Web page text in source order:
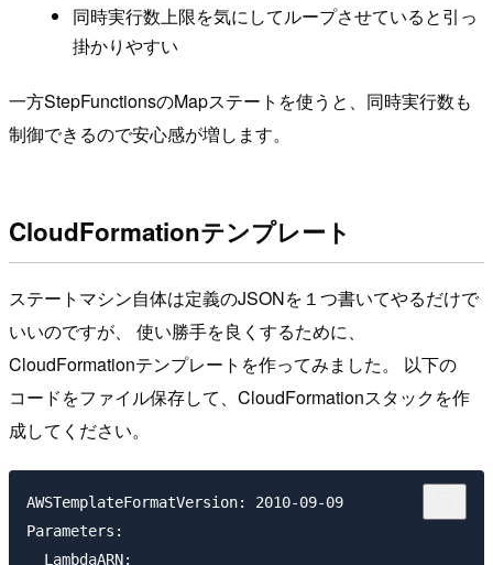
同時実行数上限を気にしてループさせていると引っ
掛かりやすい
一方StepFunctionsのMapステートを使うと、同時実行数も
制御できるので安心感が増します。
CloudFormationテンプレート
ステートマシン自体は定義のJSONを１つ書いてやるだけで
いいのですが、 使い勝手を良くするために、
CloudFormationテンプレートを作ってみました。 以下の
コードをファイル保存して、CloudFormationスタックを作
成してください。
AWSTemplateFormatVersion: 2010-09-09
Parameters:
  LambdaARN: